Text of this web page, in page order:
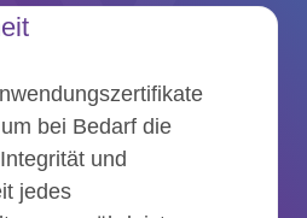
bei Bedarf die
und
jedes